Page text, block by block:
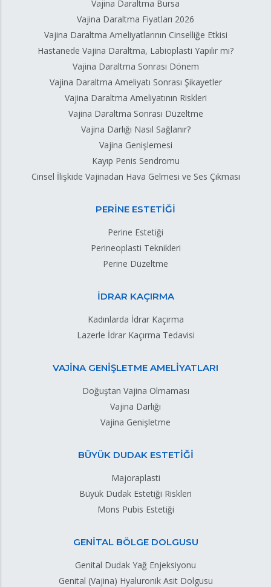
Vajina Daraltma Bursa
Vajina Daraltma Fiyatları 2026
Vajina Daraltma Ameliyatlarının Cinselliğe Etkisi
Hastanede Vajina Daraltma, Labioplasti Yapılır mı?
Vajina Daraltma Sonrası Dönem
Vajina Daraltma Ameliyatı Sonrası Şikayetler
Vajina Daraltma Ameliyatının Riskleri
Vajina Daraltma Sonrası Düzeltme
Vajina Darlığı Nasıl Sağlanır?
Vajina Genişlemesi
Kayıp Penis Sendromu
Cinsel İlişkide Vajinadan Hava Gelmesi ve Ses Çıkması
PERİNE ESTETİĞİ
Perine Estetiği
Perineoplasti Teknikleri
Perine Düzeltme
İDRAR KAÇIRMA
Kadınlarda İdrar Kaçırma
Lazerle İdrar Kaçırma Tedavisi
VAJİNA GENİŞLETME AMELİYATLARI
Doğuştan Vajina Olmaması
Vajina Darlığı
Vajina Genişletme
BÜYÜK DUDAK ESTETİĞİ
Majoraplasti
Büyük Dudak Estetiği Riskleri
Mons Pubis Estetiği
GENİTAL BÖLGE DOLGUSU
Genital Dudak Yağ Enjeksiyonu
Genital (Vajina) Hyaluronik Asit Dolgusu